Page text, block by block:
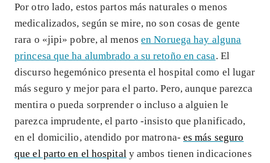
Por otro lado, estos partos más naturales o menos
medicalizados, según se mire, no son cosas de gente
rara o «jipi» pobre, al menosen Noruega hay alguna
princesa que ha alumbrado a su retoño en casa. El
discurso hegemónico presenta el hospital como el lugar
más seguro y mejor para el parto. Pero, aunque parezca
mentira o pueda sorprender o incluso a alguien le
parezca imprudente, el parto -insisto que planificado,
en el domicilio, atendido por matrona- es más seguro
que el parto en el hospital y ambos tienen indicaciones